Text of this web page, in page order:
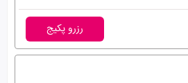
رزرو پکیج